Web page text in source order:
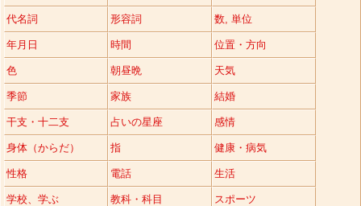
代名詞 形容詞 数, 単位
年月日 時間 位置・方向
色 朝昼晩 天気
季節 家族 結婚
干支・十二支 占いの星座 感情
身体（からだ） 指 健康・病気
性格 電話 生活
学校、学ぶ 教科・科目 スポーツ